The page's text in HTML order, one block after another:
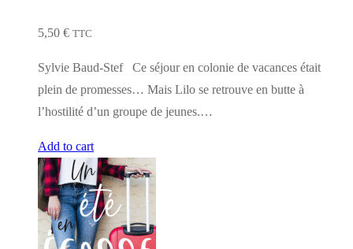
5,50 € TTC
Sylvie Baud-Stef Ce séjour en colonie de vacances était
plein de promesses… Mais Lilo se retrouve en butte à
l’hostilité d’un groupe de jeunes.…
Add to cart